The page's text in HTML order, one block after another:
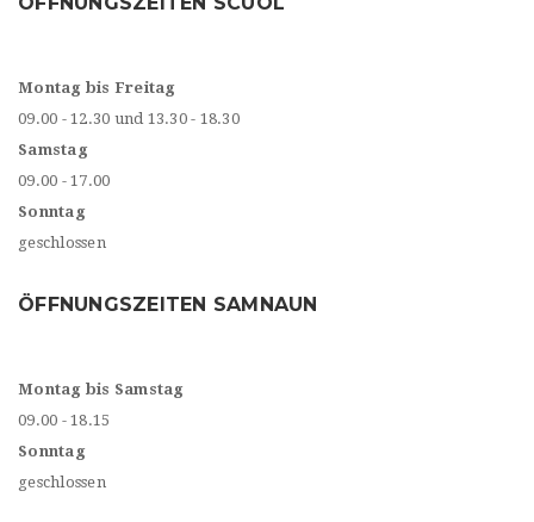
Montag bis Freitag
09.00 - 12.30 und 13.30 - 18.30
Samstag
09.00 - 17.00
Sonntag
geschlossen
ÖFFNUNGSZEITEN SAMNAUN
Montag bis Samstag
09.00 - 18.15
Sonntag
geschlossen